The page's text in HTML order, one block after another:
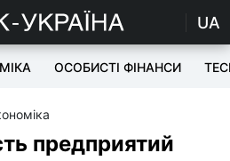
UA
ОСОБИСТІ ФІНАНСИ
предприятий